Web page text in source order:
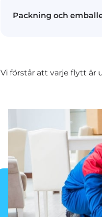
Vi hjälper dig att
och monterar upp
Packning och
specialanpassade
Vi förstår att varje flytt är